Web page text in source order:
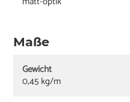
Maße
Gewicht
0,45 kg/m